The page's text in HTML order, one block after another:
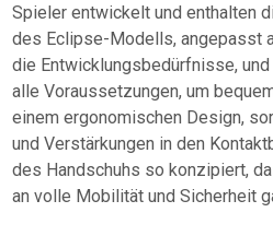
Spieler entwickelt und enthalten
des Eclipse-Modells, angepasst
die Entwicklungsbedürfnisse,
alle Voraussetzungen, um
einem ergonomischen Design,
und Verstärkungen in den
des Handschuhs so konzipiert,
an volle Mobilität und Sicherheit